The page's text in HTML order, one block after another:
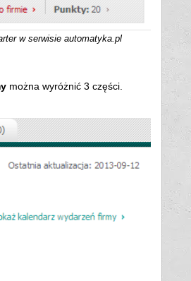
w serwisie automatyka.pl
można wyróżnić 3 części.